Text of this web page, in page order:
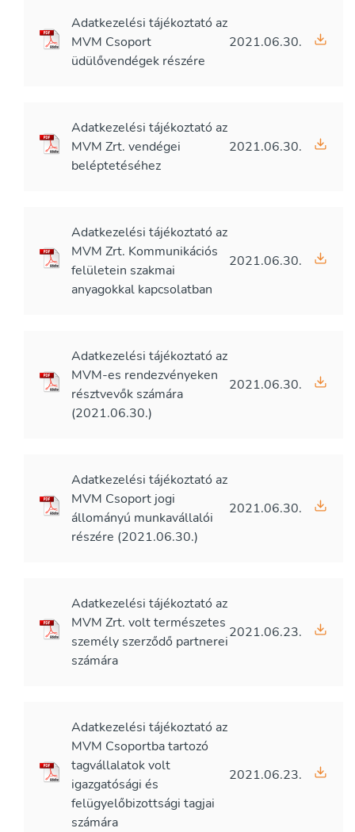
Adatkezelési tájékoztató az
MVM Csoport
üdülővendégek részére
2021.06.30.
Adatkezelési tájékoztató az
MVM Zrt. vendégei
beléptetéséhez
2021.06.30.
Adatkezelési tájékoztató az
MVM Zrt. Kommunikációs
felületein szakmai
anyagokkal kapcsolatban
2021.06.30.
Adatkezelési tájékoztató az
MVM-es rendezvényeken
résztvevők számára
(2021.06.30.)
2021.06.30.
Adatkezelési tájékoztató az
MVM Csoport jogi
állományú munkavállalói
részére (2021.06.30.)
2021.06.30.
Adatkezelési tájékoztató az
MVM Zrt. volt természetes
személy szerződő partnerei
számára
2021.06.23.
Adatkezelési tájékoztató az
MVM Csoportba tartozó
tagvállalatok volt
igazgatósági és
felügyelőbizottsági tagjai
számára
2021.06.23.